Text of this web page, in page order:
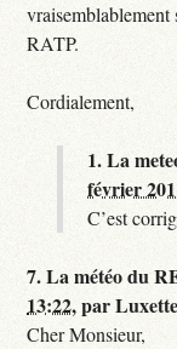
vraisemblablement
RATP.
Cordialement,
1.La
février
C’est
7.La météo du
13:22,parLuxette
Cher Monsieur,